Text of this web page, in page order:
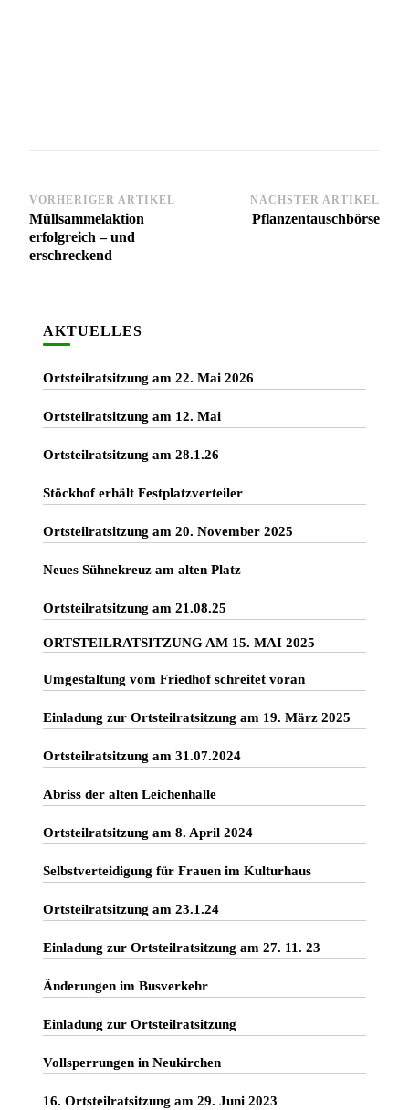
Beitragsnavigation
VORHERIGER ARTIKEL
Müllsammelaktion
erfolgreich – und
erschreckend
NÄCHSTER ARTIKEL
Pflanzentauschbörse
AKTUELLES
Ortsteilratsitzung am 22. Mai 2026
Ortsteilratsitzung am 12. Mai
Ortsteilratsitzung am 28.1.26
Stöckhof erhält Festplatzverteiler
Ortsteilratsitzung am 20. November 2025
Neues Sühnekreuz am alten Platz
Ortsteilratsitzung am 21.08.25
ORTSTEILRATSITZUNG AM 15. MAI 2025
Umgestaltung vom Friedhof schreitet voran
Einladung zur Ortsteilratsitzung am 19. März 2025
Ortsteilratsitzung am 31.07.2024
Abriss der alten Leichenhalle
Ortsteilratsitzung am 8. April 2024
Selbstverteidigung für Frauen im Kulturhaus
Ortsteilratsitzung am 23.1.24
Einladung zur Ortsteilratsitzung am 27. 11. 23
Änderungen im Busverkehr
Einladung zur Ortsteilratsitzung
Vollsperrungen in Neukirchen
16. Ortsteilratsitzung am 29. Juni 2023